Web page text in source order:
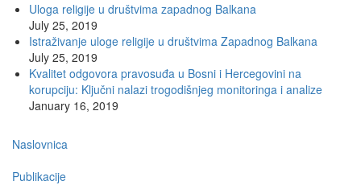
Uloga religije u društvima zapadnog Balkana
July 25, 2019
Istraživanje uloge religije u društvima Zapadnog Balkana
July 25, 2019
Kvalitet odgovora pravosuđa u Bosni i Hercegovini na
korupciju: Ključni nalazi trogodišnjeg monitoringa i analize
January 16, 2019
Main
navigation
Naslovnica
Publikacije